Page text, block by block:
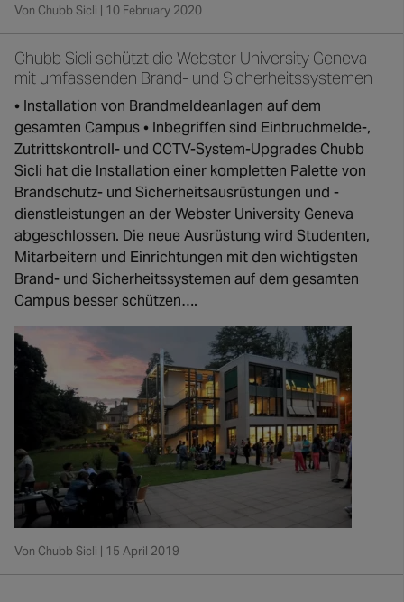
Von Chubb Sicli | 10 February 2020
Chubb Sicli schützt die Webster University Geneva
mit umfassenden Brand- und Sicherheitssystemen
• Installation von Brandmeldeanlagen auf dem
gesamten Campus • Inbegriffen sind Einbruchmelde-,
Zutrittskontroll- und CCTV-System-Upgrades Chubb
Sicli hat die Installation einer kompletten Palette von
Brandschutz- und Sicherheitsausrüstungen und -
dienstleistungen an der Webster University Geneva
abgeschlossen. Die neue Ausrüstung wird Studenten,
Mitarbeitern und Einrichtungen mit den wichtigsten
Brand- und Sicherheitssystemen auf dem gesamten
Campus besser schützen….
Von Chubb Sicli | 15 April 2019